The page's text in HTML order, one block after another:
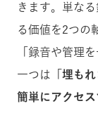
きます。単な
る価値を2つの
「録音や管理
一つは
「埋も
簡単にアクセ